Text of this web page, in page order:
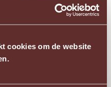
cookies om de website